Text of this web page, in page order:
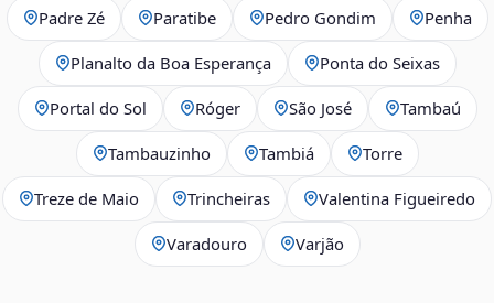
Padre Zé Paratibe Pedro Gondim Penha
Planalto da Boa Esperança Ponta do Seixas
Portal do Sol Róger São José Tambaú
Tambauzinho Tambiá Torre
Treze de Maio Trincheiras Valentina Figueiredo
Varadouro Varjão